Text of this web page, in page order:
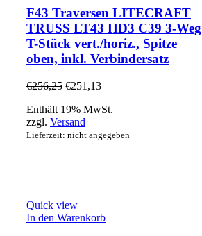
F43 Traversen LITECRAFT
TRUSS LT43 HD3 C39 3-Weg
T-Stück vert./horiz., Spitze
oben, inkl. Verbindersatz
€256,25 €251,13
Enthält 19% MwSt.
zzgl. Versand
Lieferzeit: nicht angegeben
Quick view
In den Warenkorb